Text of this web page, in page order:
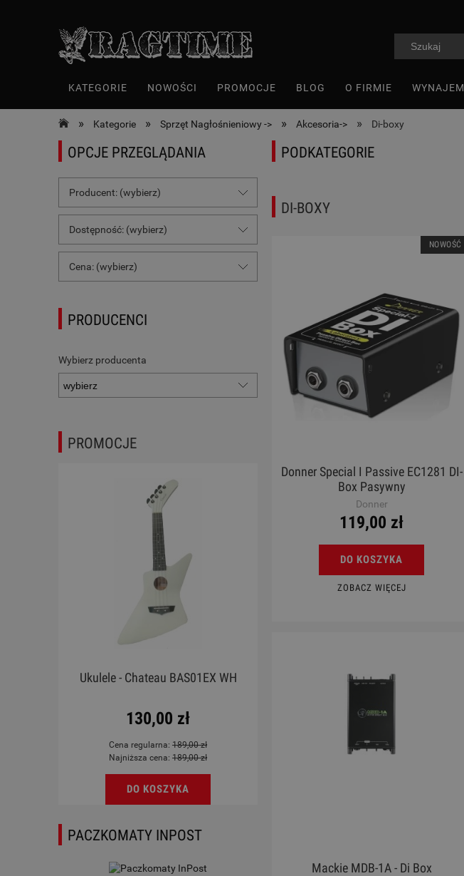
KATEGORIE NOWOŚCI PROMOCJE BLOG O FIRMIE WYNAJEM
» Kategorie » Sprzęt Nagłośnieniowy -> » Akcesoria-> » Di-boxy
OPCJE PRZEGLĄDANIA
Producent: (wybierz)
Dostępność: (wybierz)
Cena: (wybierz)
PRODUCENCI
Wybierz producenta
PROMOCJE
Ukulele - Chateau BAS01EX WH
130,00 zł
Cena regularna: 189,00 zł
Najniższa cena: 189,00 zł
DO KOSZYKA
Magadi M10-1 Moon Kalimba
299,00 zł
Cena regularna:399,00 zł
PACZKOMATY INPOST
PODKATEGORIE
DI-BOXY
Donner Special I Passive EC1281 DI-
Box Pasywny
Donner
119,00 zł
DO KOSZYKA
ZOBACZ WIĘCEJ
NOWOŚĆ
Mackie MDB-1A - Di Box